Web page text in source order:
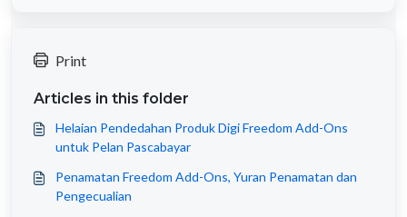
Print
Articles in this folder
Helaian Pendedahan Produk Digi Freedom Add-Ons
untuk Pelan Pascabayar
Penamatan Freedom Add-Ons, Yuran Penamatan dan
Pengecualian